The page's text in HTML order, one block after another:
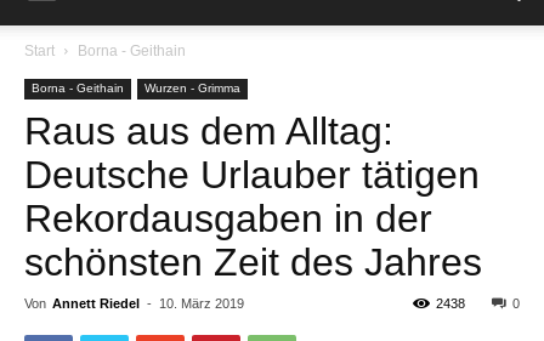
Start Borna - Geithain
Borna - Geithain Wurzen - Grimma
Raus aus dem Alltag:
Deutsche Urlauber tätigen
Rekordausgaben in der
schönsten Zeit des Jahres
Von Annett Riedel - 10. März 2019 0
2438